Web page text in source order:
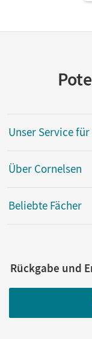
Unser Service für
Über Cornelsen
Beliebte Fächer
Rückgabe und